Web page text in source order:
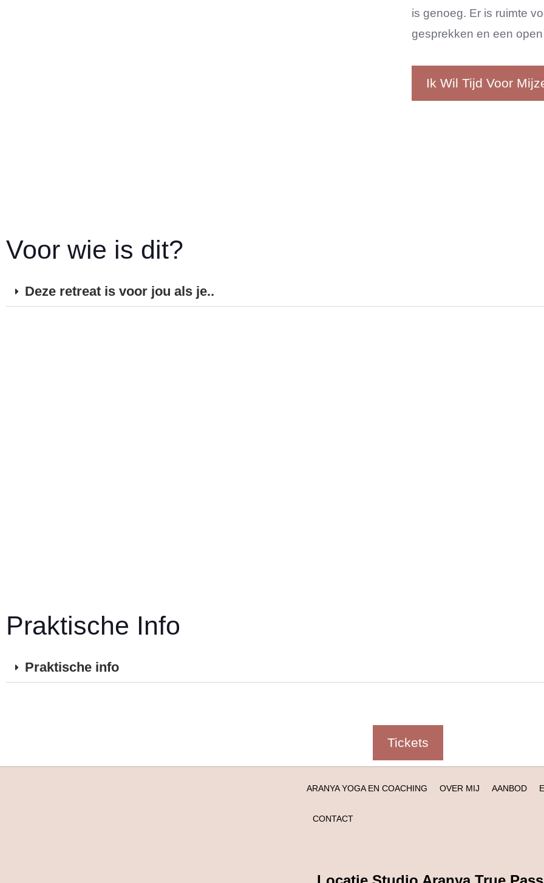
is genoeg. Er is ruimte
gesprekken en een
Ik Wil Tijd Voor
Voor wie is dit?
Deze retreat is voor jou als je..
Praktische Info
Praktische info
Tickets
ARANYA YOGA EN COACHING OVER MIJ AANBOD
CONTACT